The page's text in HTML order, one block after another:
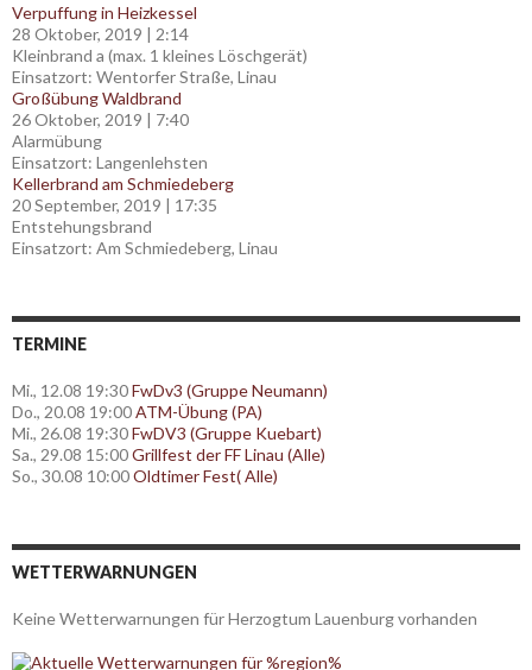
Verpuffung in Heizkessel
28 Oktober, 2019 | 2:14
Kleinbrand a (max. 1 kleines Löschgerät)
Einsatzort: Wentorfer Straße, Linau
Großübung Waldbrand
26 Oktober, 2019 | 7:40
Alarmübung
Einsatzort: Langenlehsten
Kellerbrand am Schmiedeberg
20 September, 2019 | 17:35
Entstehungsbrand
Einsatzort: Am Schmiedeberg, Linau
TERMINE
Mi., 12.08 19:30FwDv3 (Gruppe Neumann)
Do., 20.08 19:00ATM-Übung (PA)
Mi., 26.08 19:30FwDV3 (Gruppe Kuebart)
Sa., 29.08 15:00Grillfest der FF Linau (Alle)
So., 30.08 10:00Oldtimer Fest( Alle)
WETTERWARNUNGEN
Keine Wetterwarnungen für Herzogtum Lauenburg vorhanden